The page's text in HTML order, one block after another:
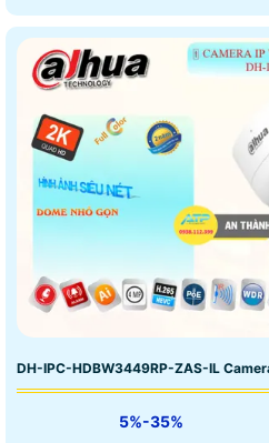
DH-IPC-HDBW3449RP-ZAS-IL
5%-35%